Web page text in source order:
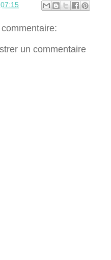
07:15
un commentaire